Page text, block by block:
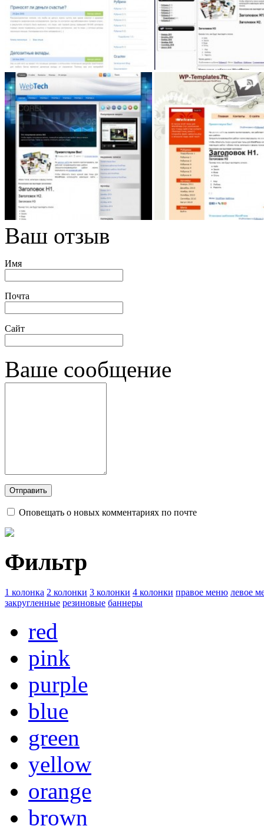
Ваш отзыв
Имя
Почта
Сайт
Ваше сообщение
Оповещать о новых комментариях по почте
Фильтр
1 колонка 2 колонки 3 колонки 4 колонки правое меню левое
закругленные резиновые баннеры
red
pink
purple
blue
green
yellow
orange
brown